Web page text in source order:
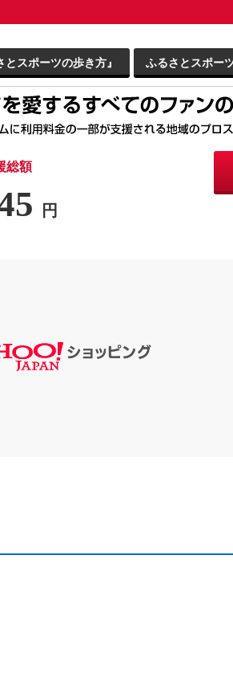
ふるさとスポー
スポーツの歩き方』
総額
円